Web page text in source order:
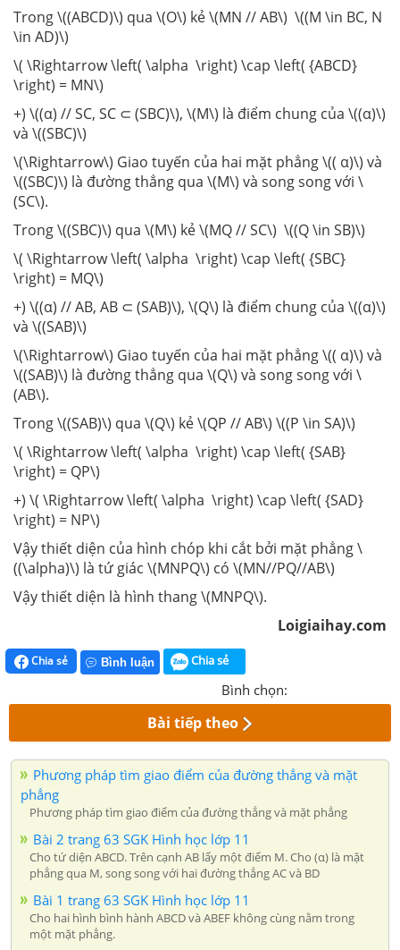
Trong \((ABCD)\) qua \(O\) kẻ \(MN // AB\) \((M \in BC, N
\in AD)\)
\( \Rightarrow \left( \alpha \right) \cap \left( {ABCD}
\right) = MN\)
+) \((α) // SC, SC ⊂ (SBC)\), \(M\) là điểm chung của \((α)\)
và \((SBC)\)
\(\Rightarrow\) Giao tuyến của hai mặt phẳng \(( α)\) và
\((SBC)\) là đường thẳng qua \(M\) và song song với \
(SC\).
Trong \((SBC)\) qua \(M\) kẻ \(MQ // SC\) \((Q \in SB)\)
\( \Rightarrow \left( \alpha \right) \cap \left( {SBC}
\right) = MQ\)
+) \((α) // AB, AB ⊂ (SAB)\), \(Q\) là điểm chung của \((α)\)
và \((SAB)\)
\(\Rightarrow\) Giao tuyến của hai mặt phẳng \(( α)\) và
\((SAB)\) là đường thẳng qua \(Q\) và song song với \
(AB\).
Trong \((SAB)\) qua \(Q\) kẻ \(QP // AB\) \((P \in SA)\)
\( \Rightarrow \left( \alpha \right) \cap \left( {SAB}
\right) = QP\)
+) \( \Rightarrow \left( \alpha \right) \cap \left( {SAD}
\right) = NP\)
Vậy thiết diện của hình chóp khi cắt bởi mặt phẳng \
((\alpha)\) là tứ giác \(MNPQ\) có \(MN//PQ//AB\)
Vậy thiết diện là hình thang \(MNPQ\).
Loigiaihay.com
Chia sẻ Bình luận Chia sẻ
Bình chọn:
Bài tiếp theo
Phương pháp tìm giao điểm của đường thẳng và mặt
phẳng
Phương pháp tìm giao điểm của đường thẳng và mặt phẳng
Bài 2 trang 63 SGK Hình học lớp 11
Cho tứ diện ABCD. Trên cạnh AB lấy một điểm M. Cho (α) là mặt
phẳng qua M, song song với hai đường thẳng AC và BD
Bài 1 trang 63 SGK Hình học lớp 11
Cho hai hình bình hành ABCD và ABEF không cùng nằm trong
một mặt phẳng.